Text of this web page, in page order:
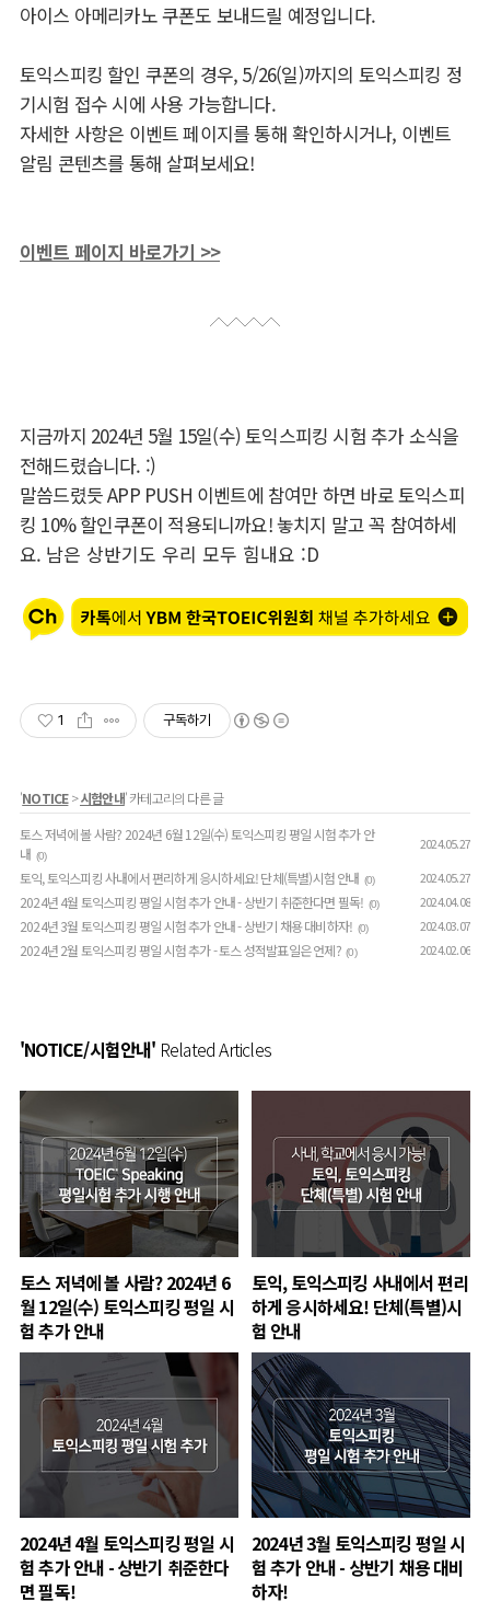
아이스 아메리카노 쿠폰도 보내드릴 예정입니다.
토익스피킹 할인 쿠폰의 경우, 5/26(일)까지의 토익스피킹 정
기시험 접수 시에 사용 가능합니다.
자세한 사항은 이벤트 페이지를 통해 확인하시거나, 이벤트
알림 콘텐츠를 통해 살펴보세요!
이벤트 페이지 바로가기 >>
지금까지 2024년 5월 15일(수) 토익스피킹 시험 추가 소식을
전해드렸습니다. :)
말씀드렸듯 APP PUSH 이벤트에 참여만 하면 바로 토익스피
킹 10% 할인쿠폰이 적용되니까요! 놓치지 말고 꼭 참여하세
요. 남은 상반기도 우리 모두 힘내요 :D
1 구독하기
'NOTICE>시험안내' 카테고리의 다른 글
토스 저녁에 볼 사람? 2024년 6월 12일(수) 토익스피킹 평일 시험 추가 안
내 (0)
2024.05.27
토익, 토익스피킹 사내에서 편리하게 응시하세요! 단체(특별)시험 안내 (0) 2024.05.27
2024년 4월 토익스피킹 평일 시험 추가 안내 - 상반기 취준한다면 필독! (0) 2024.04.08
2024년 3월 토익스피킹 평일 시험 추가 안내 - 상반기 채용 대비하자! (0) 2024.03.07
2024년 2월 토익스피킹 평일 시험 추가 - 토스 성적발표일은 언제? (0) 2024.02.06
'NOTICE/시험안내' Related Articles
토스 저녁에 볼 사람? 2024년 6
월 12일(수) 토익스피킹 평일 시
험 추가 안내
토익, 토익스피킹 사내에서 편리
하게 응시하세요! 단체(특별)시
험 안내
2024년 4월 토익스피킹 평일 시
험 추가 안내 - 상반기 취준한다
면 필독!
2024년 3월 토익스피킹 평일 시
험 추가 안내 - 상반기 채용 대비
하자!